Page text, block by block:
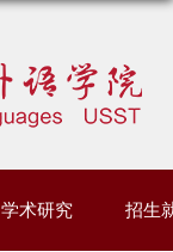
学术研究 招生